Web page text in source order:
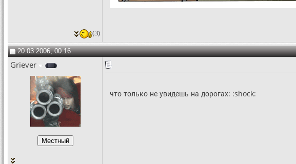
(3)
20.03.2006, 00:16
Griever
что только не увидешь на дорогах: :shock: